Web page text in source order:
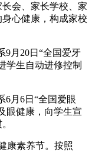
会、家长学校、家
心健康，构成家校
月20日“全国爱牙
学生自动进修控制
月6日“全国爱眼
眼健康，向学生宣
康素养节。按照